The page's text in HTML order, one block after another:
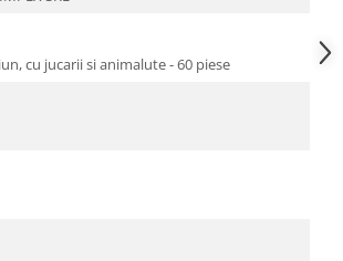
cu jucarii si animalute - 60 piese